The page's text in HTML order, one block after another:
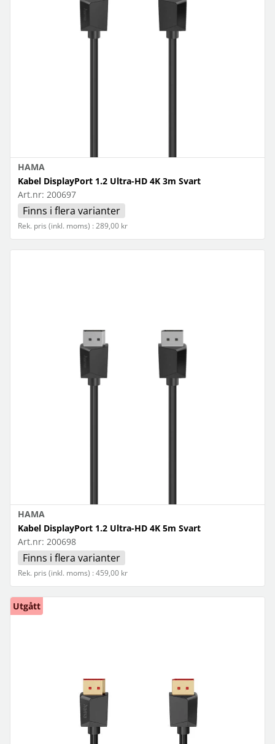
HAMA
Kabel DisplayPort 1.2 Ultra-HD 4K 3m Svart
Art.nr: 200697
Finns i flera varianter
Rek. pris (inkl. moms) : 289,00 kr
HAMA
Kabel DisplayPort 1.2 Ultra-HD 4K 5m Svart
Art.nr: 200698
Finns i flera varianter
Rek. pris (inkl. moms) : 459,00 kr
Utgått